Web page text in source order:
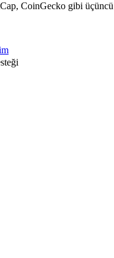
CoinGecko gibi üçüncü